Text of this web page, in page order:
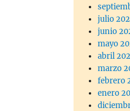
julio
junio
mayo
abril
marzo
febrero
enero